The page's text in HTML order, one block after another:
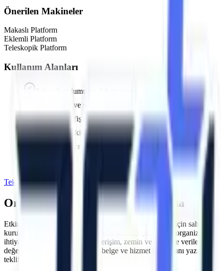
Önerilen Makineler
Makaslı Platform
Eklemli Platform
Teleskopik Platform
Kullanım Alanları
Sahne kurulumu ve dekorasyon
Aydınlatma ve ses sistemi montajı
Pankart ve afiş asma
Konser ve etkinlik altyapısı
Fuar stand kurulumu
Teklif İste Ürünleri İncele
Organizasyon Çözümleri Hakkında
Etkinlik organizasyonları, fuarlar, konserler ve açılışlar için sahne
kurulumu, aydınlatma ve ses sistem montajı çözümleri.
organizasyon
ihtiyacında çalışma yüksekliği, erişim, zemin ve kapasite verilerini
değerlendiriyor; stok, sevkiyat, belge ve hizmet kapsamını yazılı
teklifte doğruluyoruz.